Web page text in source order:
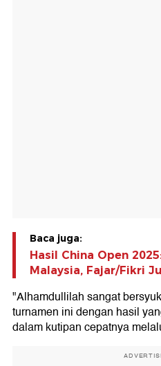
Baca juga:
Hasil China Open
Malaysia, Fajar/Fikri
"Alhamdullilah sangat
turnamen ini dengan hasil
dalam kutipan cepatnya